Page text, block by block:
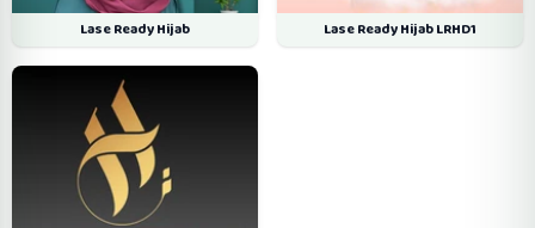
Lase Ready Hijab Lase Ready Hijab LRHD1